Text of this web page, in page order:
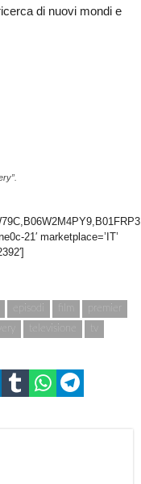
di nuovi mondi e
21′ marketplace=’IT’
episodi
premier
televisione